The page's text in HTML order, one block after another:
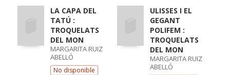
LA CAPA DEL
TATÚ :
TROQUELATS
DEL MON
MARGARITA RUIZ
ABELLÓ
No disponible
ULISSES I EL
GEGANT
POLIFEM :
TROQUELATS
DEL MON
MARGARITA RUIZ
ABELLÓ